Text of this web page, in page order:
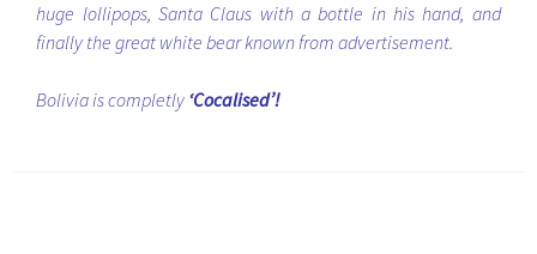
huge lollipops, Santa Claus with a bottle in his hand, and
finally the great white bear known from advertisement.
Bolivia is completly ‘Cocalised’!